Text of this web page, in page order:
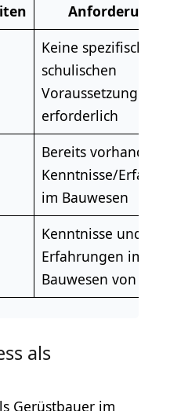
Keine spezifischen
schulischen
Voraussetzungen
erforderlich
Bereits vorhandene
Kenntnisse/
im Bauwesen
Kenntnisse und
Erfahrungen im
Bauwesen von
als
Gerüstbauer im